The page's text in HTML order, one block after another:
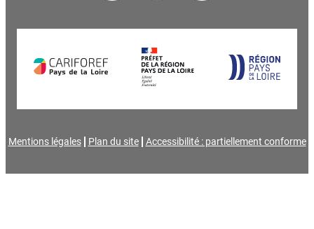
Mentions légales Plan du site Accessibilité : partiellement conforme